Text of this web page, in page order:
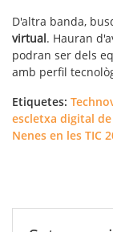
D'altra banda,
virtual. Hauran
podran ser dels
amb perfil
Etiquetes:
escletxa digital
Nenes en les TIC